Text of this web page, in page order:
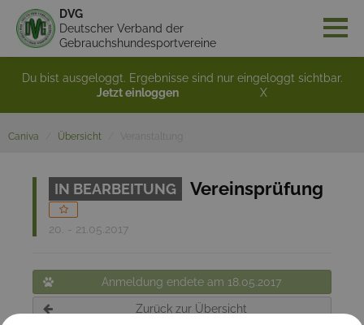
DVG
Deutscher Verband der
Gebrauchshundesportvereine
Du bist ausgeloggt. Ergebnisse sind nur eingeloggt sichtbar.
Jetzt einloggen
X
Caniva Übersicht
IN BEARBEITUNG Vereinsprüfung
20. - 21.05.2017
Anmeldung endete am 18.05.2017
Zurück zur Übersicht